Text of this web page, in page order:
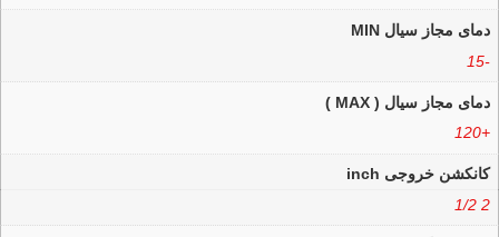
دمای مجاز سیال MIN
-15
دمای مجاز سیال ( MAX )
+120
کانکشن خروجی inch
2 1/2